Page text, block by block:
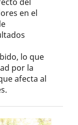
en el
lo que
por la
afecta al